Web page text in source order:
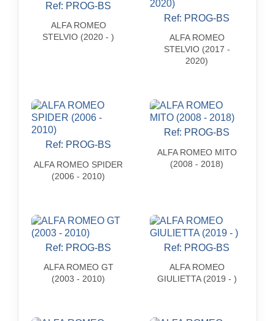
 Aperçu rapide
Ref: PROG-BS
ALFA ROMEO
STELVIO (2020 - )
 Aperçu rapide
Ref: PROG-BS
ALFA ROMEO
STELVIO (2017 -
2020)
 Aperçu rapide
Ref: PROG-BS
ALFA ROMEO SPIDER
(2006 - 2010)
 Aperçu rapide
Ref: PROG-BS
ALFA ROMEO MITO
(2008 - 2018)
 Aperçu rapide
Ref: PROG-BS
ALFA ROMEO GT
(2003 - 2010)
 Aperçu rapide
Ref: PROG-BS
ALFA ROMEO
GIULIETTA (2019 - )